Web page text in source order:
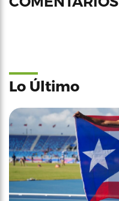
Lo Último